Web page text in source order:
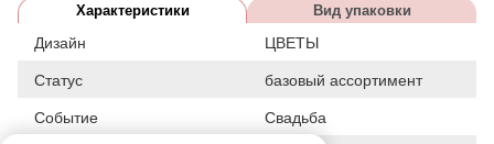
Характеристики Вид упаковки
Дизайн ЦВЕТЫ
Статус базовый ассортимент
Событие Свадьба